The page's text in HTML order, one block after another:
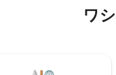
ストウ、ウェイツフィー
ワ